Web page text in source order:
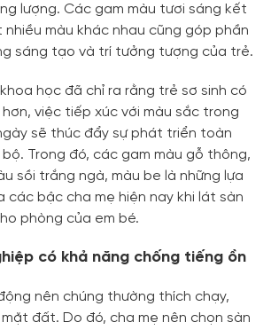
lượng. Các gam màu tươi sáng kết
màu khác nhau cũng góp phần
sáng tạo và trí tưởng tượng của trẻ.
học đã chỉ ra rằng trẻ sơ sinh có
việc tiếp xúc với màu sắc trong
sẽ thúc đẩy sự phát triển toàn
Trong đó, các gam màu gỗ thông,
sồi trắng ngà, màu be là những lựa
các bậc cha mẹ hiện nay khi lát sàn
phòng của em bé.
có khả năng chống tiếng ồn
nên chúng thường thích chạy,
đất. Do đó, cha mẹ nên chọn sàn